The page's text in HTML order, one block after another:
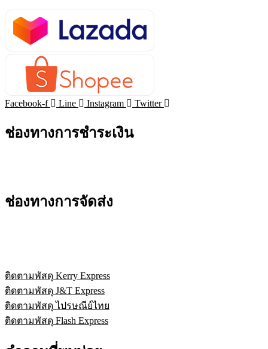
Facebook-f Line Instagram Twitter
ช่องทางการชำระเงิน
ช่องทางการจัดส่ง
ติดตามพัสดุ Kerry Express
ติดตามพัสดุ J&T Express
ติดตามพัสดุ ไปรษณีย์ไทย
ติดตามพัสดุ Flash Express